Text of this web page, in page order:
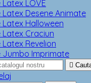
LOVE
Latex Desene Animate
Latex Halloween
Latex Craciun
Revelion
Jumbo Imprimate
